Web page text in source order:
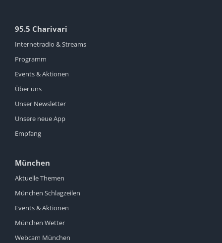
95.5 Charivari
Internetradio & Streams
Programm
Events & Aktionen
Über uns
Unser Newsletter
Unsere neue App
Empfang
München
Aktuelle Themen
München Schlagzeilen
Events & Aktionen
München Wetter
Webcam München